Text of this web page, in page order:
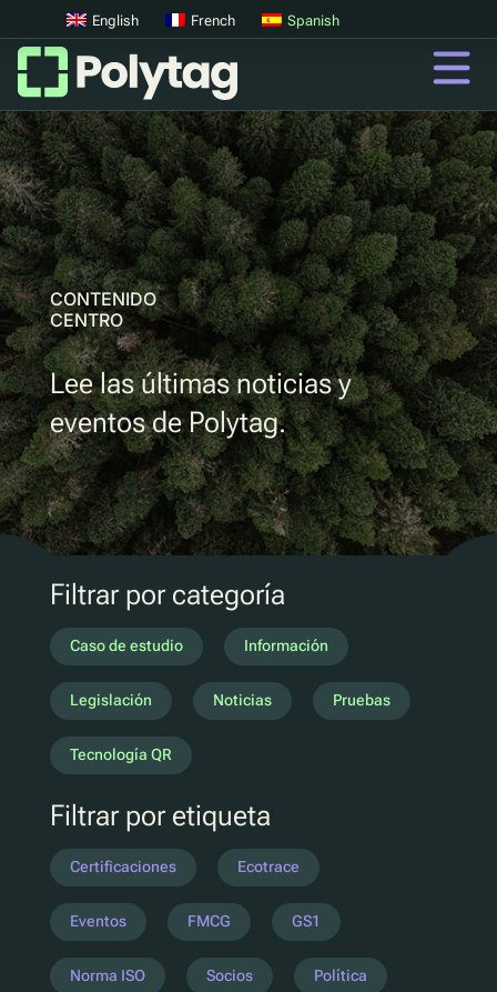
Códigos QR
Códigos QR avanzados
Etiquetas UV
Clasificación UV
QR
Pasaportes digitales de productos
Sistemas digitales de devolución de depósitos
Autenticación de productos
Marketing D2C
QR Reutilizar y rellenar
Ecotrace
Datos EPR
Clasificación mejorada
Pellenc ST
Citeo
Ocado
Co-Op
Aldi
One Water
English French Spanish
CONTENIDO
CENTRO
Lee las últimas noticias y
eventos de Polytag.
Filtrar por categoría
Caso de estudio Información
Legislación Noticias Pruebas
Tecnología QR
Filtrar por etiqueta
Certificaciones Ecotrace
Eventos FMCG GS1
Norma ISO Socios Política